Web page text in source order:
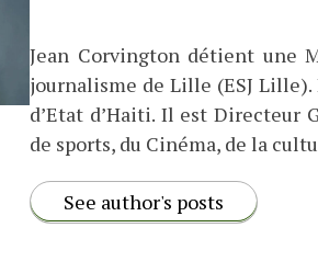
Jean Corvington détient une
journalisme de Lille (ESJ
d’Etat d’Haiti. Il est Directeur
de sports, du Cinéma, de la
See author's posts